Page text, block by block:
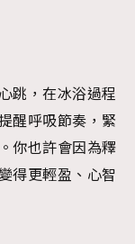
跳，在冰浴過程
醒呼吸節奏，緊
你也許會因為釋
得更輕盈、心智